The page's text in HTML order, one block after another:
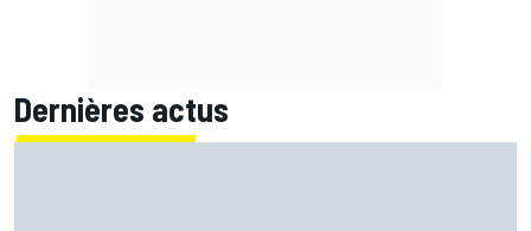
Dernières actus